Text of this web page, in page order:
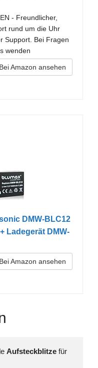
- Freundlicher,
rund um die Uhr
Support. Bei Fragen
wenden
Bei Amazon ansehen
DMW-BLC12
Ladegerät DMW-
Bei Amazon ansehen
Aufsteckblitze für